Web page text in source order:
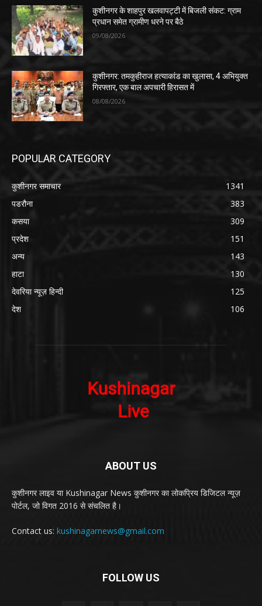
कुशीनगर के शाहपुर खलवापट्टी में बिजली संकट: ग्राम
प्रधान समेत ग्रामीण धरने पर बैठे
09/08/2026
कुशीनगर: तमकुहीराज हत्याकांड का खुलासा, 4 अभियुक्त
गिरफ्तार, एक बाल अपचारी हिरासत में
08/08/2026
POPULAR CATEGORY
कुशीनगर समाचार
1341
पडरौना
383
कसया
309
प्रदेश
151
अन्य
143
हाटा
130
देवरिया न्यूज़ हिन्दी
125
देश
106
ABOUT US
कुशीनगर लाइव या Kushinagar News कुशीनगर का लोकप्रिय डिजिटल न्यूज़
पोर्टल, जो विगत 2016 से संचलित है।
Contact us: kushinagarnews@gmail.com
FOLLOW US